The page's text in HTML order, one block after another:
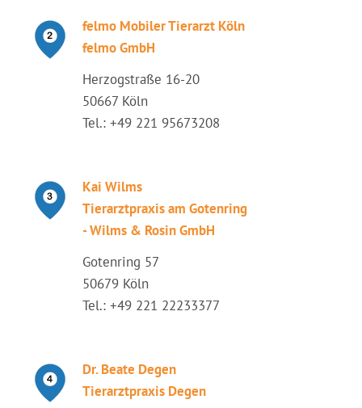
felmo Mobiler Tierarzt Köln
felmo GmbH
Herzogstraße 16-20
50667 Köln
Tel.: +49 221 95673208
Kai Wilms
Tierarztpraxis am Gotenring
- Wilms & Rosin GmbH
Gotenring 57
50679 Köln
Tel.: +49 221 22233377
Dr. Beate Degen
Tierarztpraxis Degen